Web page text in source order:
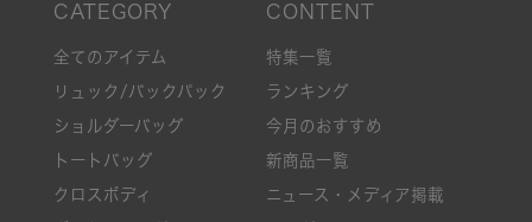
全てのアイテム
リュック/バックパック
ショルダーバッグ
トートバッグ
クロスボディ
特集一覧
ランキング
今月のおすすめ
新商品一覧
ニュース・メディア掲載